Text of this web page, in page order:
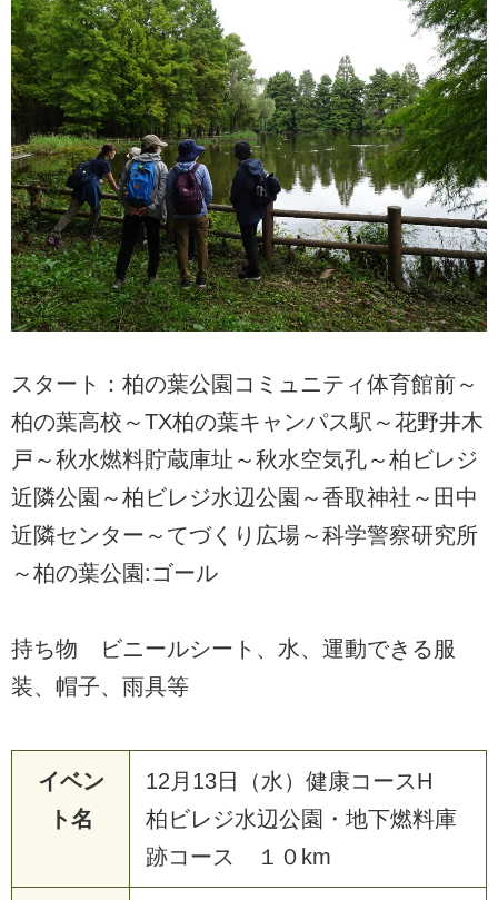
スタート：柏の葉公園コミュニティ体育館前～
柏の葉高校～TX柏の葉キャンパス駅～花野井木
戸～秋水燃料貯蔵庫址～秋水空気孔～柏ビレジ
近隣公園～柏ビレジ水辺公園～香取神社～田中
近隣センター～てづくり広場～科学警察研究所
～柏の葉公園:ゴール
持ち物 ビニールシート、水、運動できる服
装、帽子、雨具等
イベン
ト名
12月13日（水）健康コースH
柏ビレジ水辺公園・地下燃料庫
跡コース １０km